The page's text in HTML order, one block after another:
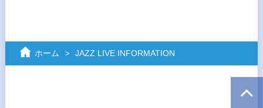
ホーム JAZZ LIVE INFORMATION